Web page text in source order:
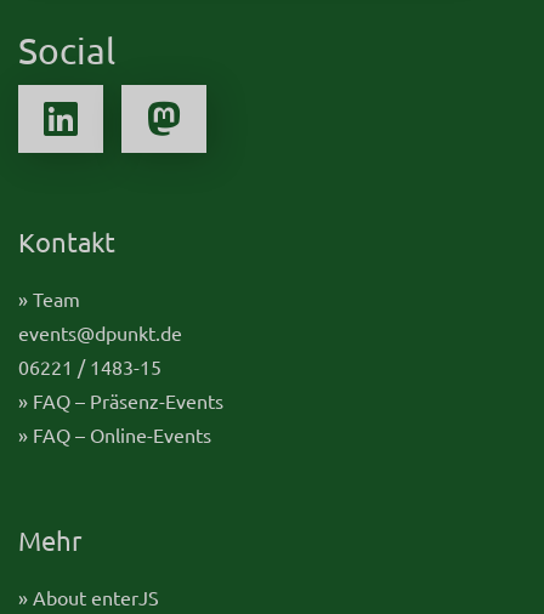
Social
Kontakt
» Team
events@dpunkt.de
06221 / 1483-15
» FAQ – Präsenz-Events
» FAQ – Online-Events
Mehr
» About enterJS